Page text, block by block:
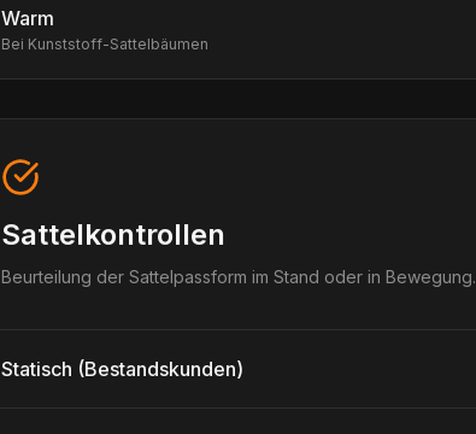
Warm
Bei Kunststoff-Sattelbäumen
Sattelkontrollen
Beurteilung der Sattelpassform im Stand oder in Bewegung.
Statisch (Bestandskunden)